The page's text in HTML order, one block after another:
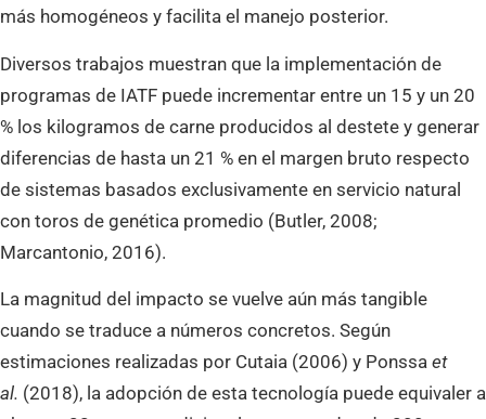
más homogéneos y facilita el manejo posterior.
Diversos trabajos muestran que la implementación de
programas de IATF puede incrementar entre un 15 y un 20
% los kilogramos de carne producidos al destete y generar
diferencias de hasta un 21 % en el margen bruto respecto
de sistemas basados exclusivamente en servicio natural
con toros de genética promedio (Butler, 2008;
Marcantonio, 2016).
La magnitud del impacto se vuelve aún más tangible
cuando se traduce a números concretos. Según
estimaciones realizadas por Cutaia (2006) y Ponssa et
al. (2018), la adopción de esta tecnología puede equivaler a